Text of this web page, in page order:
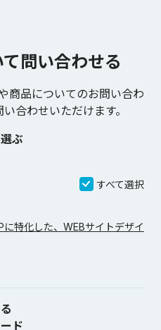
問い合わせる
商品についてのお問い合わ
合わせいただけます。
ぶ
すべて選択
に特化した、WEBサイトデザイ
ド